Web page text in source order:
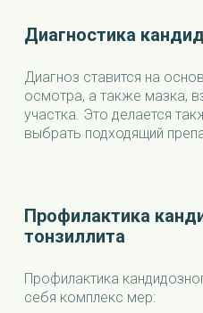
Диагностика
Диагноз ставится на
осмотра, а также мазка,
участка. Это делается
выбрать подходящий
Профилактика
тонзиллита
Профилактика
себя комплекс мер: